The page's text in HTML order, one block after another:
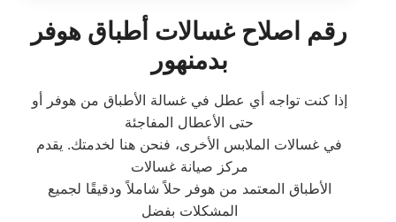
رقم اصلاح غسالات أطباق هوفر
بدمنهور
إذا كنت تواجه أي عطل في غسالة الأطباق من هوفر أو
حتى الأعطال المفاجئة
في غسالات الملابس الأخرى، فنحن هنا لخدمتك. يقدم
مركز صيانة غسالات
الأطباق المعتمد من هوفر حلاً شاملاً ودقيقًا لجميع
المشكلات بفضل